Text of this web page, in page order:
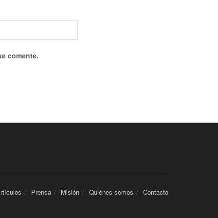
comente.
Prensa Misión Quiénes somos Contacto